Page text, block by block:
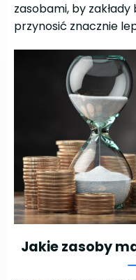
zasobami, by
przynosić znacznie
Jakie zasoby